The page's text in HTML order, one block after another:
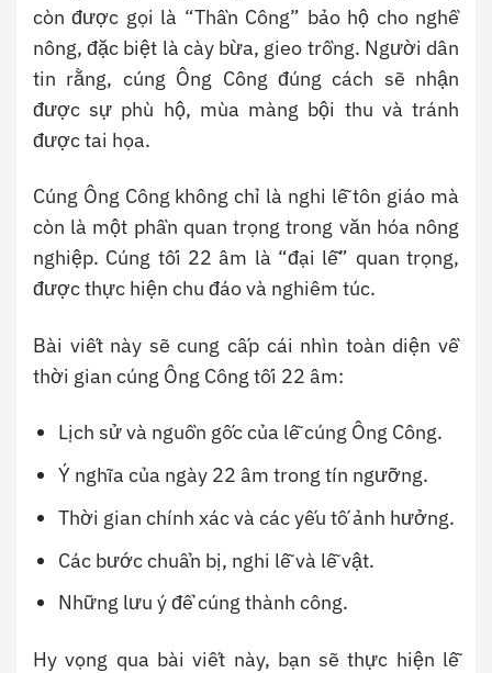
còn được gọi là “Thần Công” bảo hộ cho nghề
nông, đặc biệt là cày bừa, gieo trồng. Người dân
tin rằng, cúng Ông Công đúng cách sẽ nhận
được sự phù hộ, mùa màng bội thu và tránh
được tai họa.
Cúng Ông Công không chỉ là nghi lễ tôn giáo mà
còn là một phần quan trọng trong văn hóa nông
nghiệp. Cúng tối 22 âm là “đại lễ” quan trọng,
được thực hiện chu đáo và nghiêm túc.
Bài viết này sẽ cung cấp cái nhìn toàn diện về
thời gian cúng Ông Công tối 22 âm:
Lịch sử và nguồn gốc của lễ cúng Ông Công.
Ý nghĩa của ngày 22 âm trong tín ngưỡng.
Thời gian chính xác và các yếu tố ảnh hưởng.
Các bước chuẩn bị, nghi lễ và lễ vật.
Những lưu ý để cúng thành công.
Hy vọng qua bài viết này, bạn sẽ thực hiện lễ